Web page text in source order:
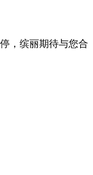
，缤丽期待与您合